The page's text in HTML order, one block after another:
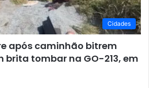
Cidades
após caminhão bitrem
brita tombar na GO-213, em